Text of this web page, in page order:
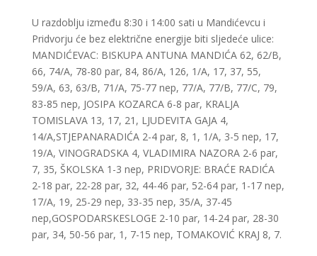
U razdoblju između 8:30 i 14:00 sati u Mandićevcu i
Pridvorju će bez električne energije biti sljedeće ulice:
MANDIĆEVAC: BISKUPA ANTUNA MANDIĆA 62, 62/B,
66, 74/A, 78-80 par, 84, 86/A, 126, 1/A, 17, 37, 55,
59/A, 63, 63/B, 71/A, 75-77 nep, 77/A, 77/B, 77/C, 79,
83-85 nep, JOSIPA KOZARCA 6-8 par, KRALJA
TOMISLAVA 13, 17, 21, LJUDEVITA GAJA 4,
14/A,STJEPANARADIĆA 2-4 par, 8, 1, 1/A, 3-5 nep, 17,
19/A, VINOGRADSKA 4, VLADIMIRA NAZORA 2-6 par,
7, 35, ŠKOLSKA 1-3 nep, PRIDVORJE: BRAĆE RADIĆA
2-18 par, 22-28 par, 32, 44-46 par, 52-64 par, 1-17 nep,
17/A, 19, 25-29 nep, 33-35 nep, 35/A, 37-45
nep,GOSPODARSKESLOGE 2-10 par, 14-24 par, 28-30
par, 34, 50-56 par, 1, 7-15 nep, TOMAKOVIĆ KRAJ 8, 7.